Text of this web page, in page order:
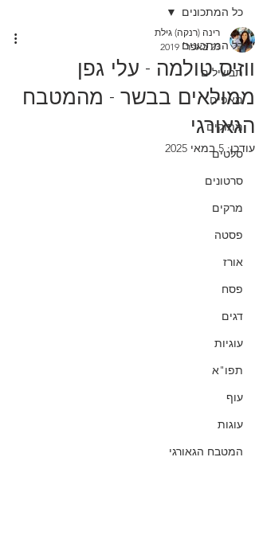
כל המתכונים
תבשילים
מאפים
מתוקים
סלטים
סרטונים
מרקים
פסטה
אורז
פסח
דגים
עוגיות
תפו"א
עוף
עוגות
המטבח הגאורגי
כל המתכונים
ווזיס טולמה - עלי גפן
ממולאים בבשר - מהמטבח
הגאורגי
רינה (רנקה) גילת
23 באפר׳ 2019
עודכן:5 במאי 2025